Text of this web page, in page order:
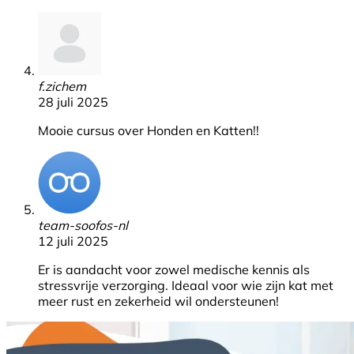
f.zichem
28 juli 2025
Mooie cursus over Honden en Katten!!
team-soofos-nl
12 juli 2025
Er is aandacht voor zowel medische kennis als
stressvrije verzorging. Ideaal voor wie zijn kat met
meer rust en zekerheid wil ondersteunen!